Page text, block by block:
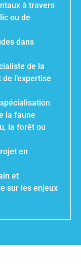
à travers
ou de
dans
de la
l’expertise
la faune
la forêt ou
en
et
sur les enjeux